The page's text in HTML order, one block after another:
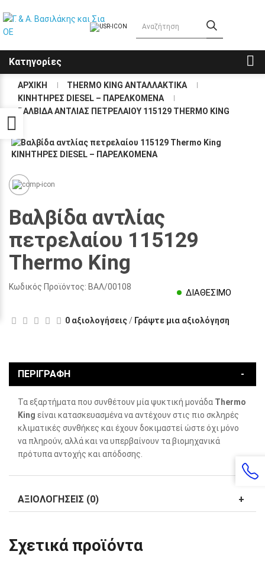
Κατηγορίες
ΑΡΧΙΚΗ
THERMO KING ΑΝΤΑΛΛΑΚΤΙΚΑ
KΙΝΗΤΗΡΕΣ DIESEL – ΠΑΡΕΛΚΟΜΕΝΑ
ΒΑΛΒΙΔΑ ΑΝΤΛΙΑΣ ΠΕΤΡΕΛΑΙΟΥ 115129 THERMO KING
Βαλβίδα αντλίας
πετρελαίου 115129
Thermo King
Κωδικός Προϊόντος: ΒΑΛ/00108
ΔΙΑΘΕΣΙΜΟ
0 αξιολογήσεις/ Γράψτε μια αξιολόγηση
ΠΕΡΙΓΡΑΦΗ
Τα εξαρτήματα που συνθέτουν μία ψυκτική μονάδα Thermo
King είναι κατασκευασμένα να αντέχουν στις πιο σκληρές
κλιματικές συνθήκες και έχουν δοκιμαστεί ώστε όχι μόνο
να πληρούν, αλλά και να υπερβαίνουν τα βιομηχανικά
πρότυπα αντοχής και απόδοσης.
ΑΞΙΟΛΟΓΗΣΕΙΣ (0)
Σχετικά προϊόντα
Προσβασιμότητα